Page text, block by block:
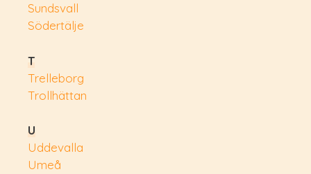
Sundsvall
Södertälje
T
Trelleborg
Trollhättan
U
Uddevalla
Umeå